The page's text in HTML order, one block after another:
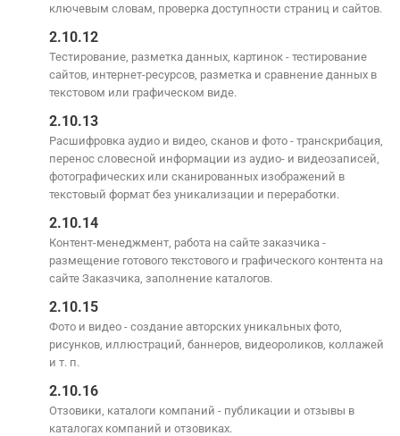
ключевым словам, проверка доступности страниц и сайтов.
2.10.12
Тестирование, разметка данных, картинок - тестирование
сайтов, интернет-ресурсов, разметка и сравнение данных в
текстовом или графическом виде.
2.10.13
Расшифровка аудио и видео, сканов и фото - транскрибация,
перенос словесной информации из аудио- и видеозаписей,
фотографических или сканированных изображений в
текстовый формат без уникализации и переработки.
2.10.14
Контент-менеджмент, работа на сайте заказчика -
размещение готового текстового и графического контента на
сайте Заказчика, заполнение каталогов.
2.10.15
Фото и видео - создание авторских уникальных фото,
рисунков, иллюстраций, баннеров, видеороликов, коллажей
и т. п.
2.10.16
Отзовики, каталоги компаний - публикации и отзывы в
каталогах компаний и отзовиках.